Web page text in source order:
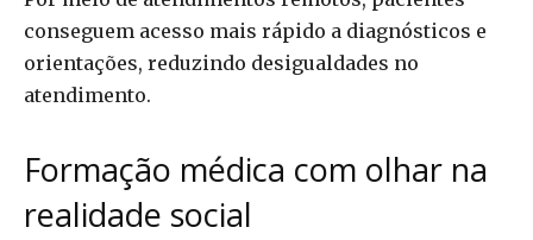
conseguem acesso mais rápido a diagnósticos e
orientações, reduzindo desigualdades no
atendimento.
Formação médica com olhar na
realidade social